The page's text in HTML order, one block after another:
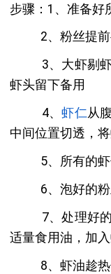
步骤：1、准备好
2、粉丝提前
3、大虾剔虾
虾头留下备用
4、虾仁从
中间位置切透，
5、所有的虾
6、泡好的粉
7、处理好的
适量食用油，加
8、虾油趁热